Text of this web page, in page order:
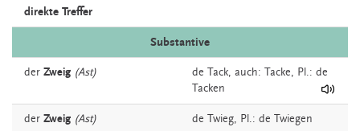
direkte Treffer
Substantive
der Zweig (Ast) de Tack, auch: Tacke, Pl.: de
Tacken
der Zweig (Ast) de Twieg, Pl.: de Twiegen